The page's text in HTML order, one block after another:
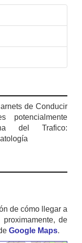
de Conducir
potencialmente
del Trafico:
de cómo llegar a
de
Google Maps.